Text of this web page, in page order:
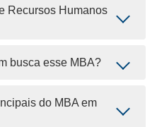
Recursos Humanos
busca esse MBA?
do MBA em